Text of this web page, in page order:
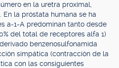
en la uretra proximal,
la próstata humana se ha
a-1-A predominan tanto desde
del total de receptores alfa 1)
benzenosulfonamida
simpática (contracción de la
con las consiguientes